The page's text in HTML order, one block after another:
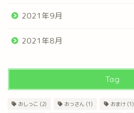
2021年9月
2021年8月
Tag
おしっこ (2) おっさん (1) おまけ (1)